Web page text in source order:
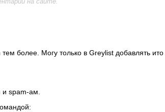
более. Могу только в Greylist добавлять ито
spam-ам.